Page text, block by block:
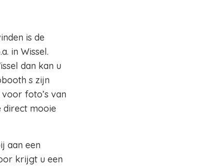
is de
in Wissel.
dan kan u
s zijn
foto’s van
direct mooie
aan een
krijgt u een